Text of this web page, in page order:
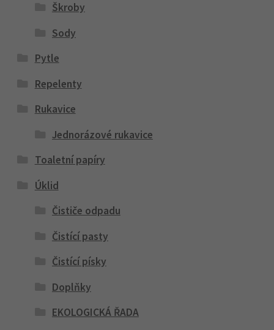
Škroby
Sody
Pytle
Repelenty
Rukavice
Jednorázové rukavice
Toaletní papíry
Úklid
Čističe odpadu
Čistící pasty
Čistící písky
Doplňky
EKOLOGICKÁ ŘADA